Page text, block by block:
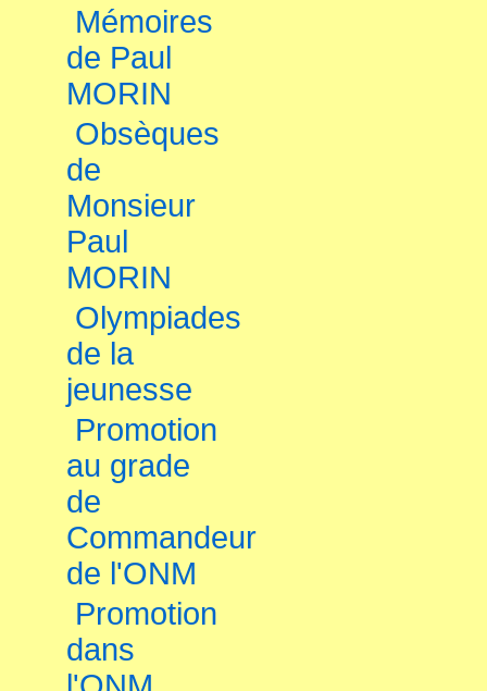
Mémoires
de Paul
MORIN
Obsèques
de
Monsieur
Paul
MORIN
Olympiades
de la
jeunesse
Promotion
au grade
de
Commandeur
de l'ONM
Promotion
dans